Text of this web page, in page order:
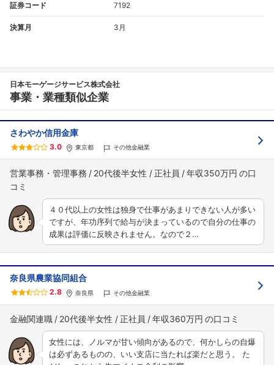
証券コード 7192
決算月 3月
日本モーゲージサービス株式会社
事業・業種類似企業
さわやか信用金庫
3.0 東京都 その他金融業
営業事務・管理事務 20代後半女性 正社員 年収350万円
４０代以上の女性は独身で仕事があまりできない人が多い
ですが、年功序列で給与が決まっているので自分の仕事の
成果は評価に反映されません。なので２…
奈良県農業協同組合
2.8 奈良県 その他金融業
金融関連職 20代後半女性 正社員 年収360万円
女性には、ノルマが甘い傾向があるので、何かしらの自爆
は必ずあるものの、いい支店に当たれば楽だと思う。 た